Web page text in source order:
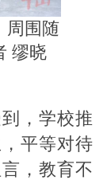
周围随
缪晓
，学校推
平等对待
，教育不